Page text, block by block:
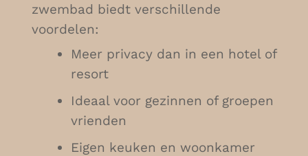
zwembad biedt verschillende
voordelen:
Meer privacy dan in een hotel of
resort
Ideaal voor gezinnen of groepen
vrienden
Eigen keuken en woonkamer